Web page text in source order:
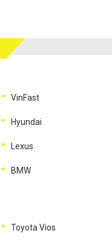
VinFast
Hyundai
Lexus
BMW
Toyota Vios